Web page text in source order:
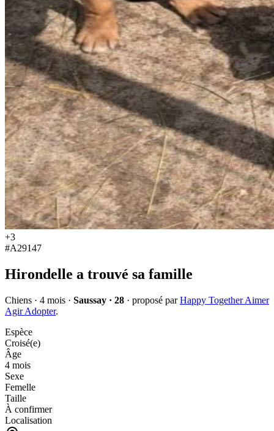
+3
#A29147
Hirondelle a trouvé sa famille
Chiens · 4 mois · Saussay · 28 · proposé par Happy Together Aimer
Agir Adopter.
Espèce
Croisé(e)
Âge
4 mois
Sexe
Femelle
Taille
À confirmer
Localisation